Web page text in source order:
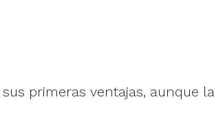
primeras ventajas, aunque la